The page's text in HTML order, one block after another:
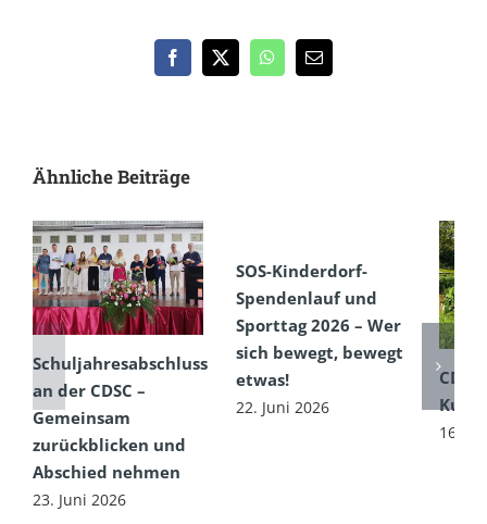
Facebook
X WhatsApp
E-
Mail
Ähnliche Beiträge
Schuljahresabschluss
an der CDSC –
Gemeinsam
zurückblicken und
Abschied nehmen
23. Juni 2026
SOS-Kinderdorf-
Spendenlauf und
Sporttag 2026 – Wer
sich bewegt, bewegt
etwas!
22. Juni 2026
CDSC
16.